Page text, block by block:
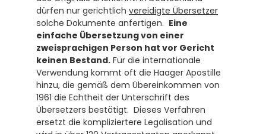
dürfen nur gerichtlich vereidigte Übersetzer
solche Dokumente anfertigen. Eine
einfache Übersetzung von einer
zweisprachigen Person hat vor Gericht
keinen Bestand. Für die internationale
Verwendung kommt oft die Haager Apostille
hinzu, die gemäß dem Übereinkommen von
1961 die Echtheit der Unterschrift des
Übersetzers bestätigt.  Dieses Verfahren
ersetzt die kompliziertere Legalisation und